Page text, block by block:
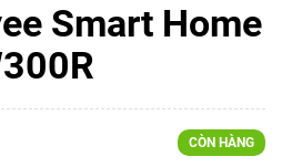
Smart Home
CÒN HÀNG